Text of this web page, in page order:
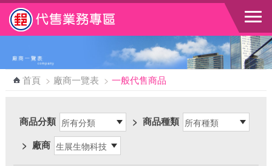
跳到主要內容區塊
首頁 > 廠商一覽表 > 一般代售商品
商品分類 > 商品種類
> 廠商